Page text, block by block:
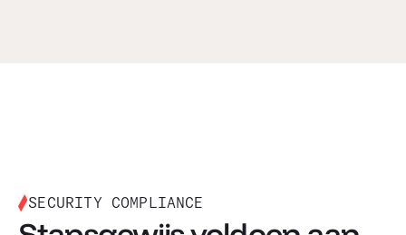
SECURITY COMPLIANCE